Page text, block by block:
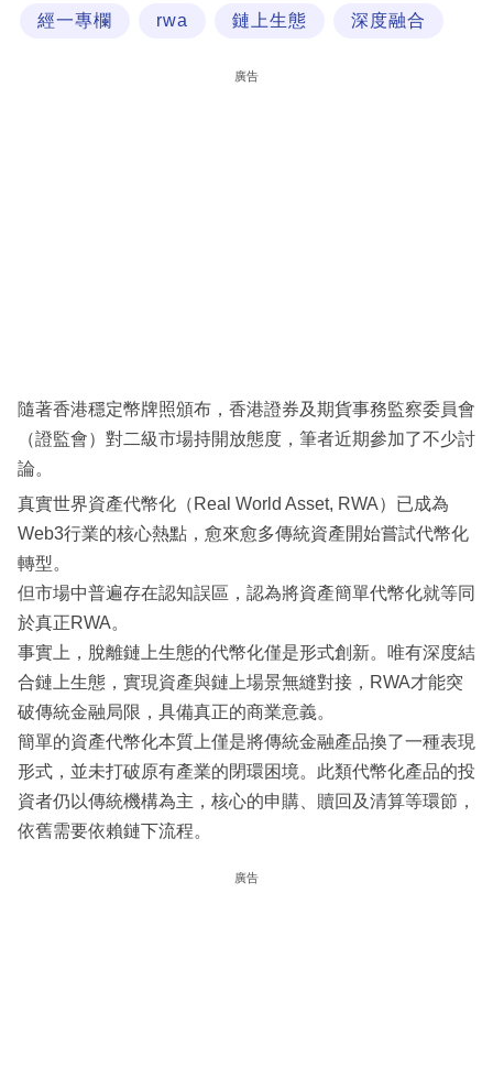
區
經一專欄 rwa 鏈上生態 深度融合
廣告
隨著香港穩定幣牌照頒布，香港證券及期貨事務監察委員會
（證監會）對二級市場持開放態度，筆者近期參加了不少討
論。
真實世界資產代幣化（Real World Asset, RWA）已成為
Web3行業的核心熱點，愈來愈多傳統資產開始嘗試代幣化
轉型。
但市場中普遍存在認知誤區，認為將資產簡單代幣化就等同
於真正RWA。
事實上，脫離鏈上生態的代幣化僅是形式創新。唯有深度結
合鏈上生態，實現資產與鏈上場景無縫對接，RWA才能突
破傳統金融局限，具備真正的商業意義。
簡單的資產代幣化本質上僅是將傳統金融產品換了一種表現
形式，並未打破原有產業的閉環困境。此類代幣化產品的投
資者仍以傳統機構為主，核心的申購、贖回及清算等環節，
依舊需要依賴鏈下流程。
廣告